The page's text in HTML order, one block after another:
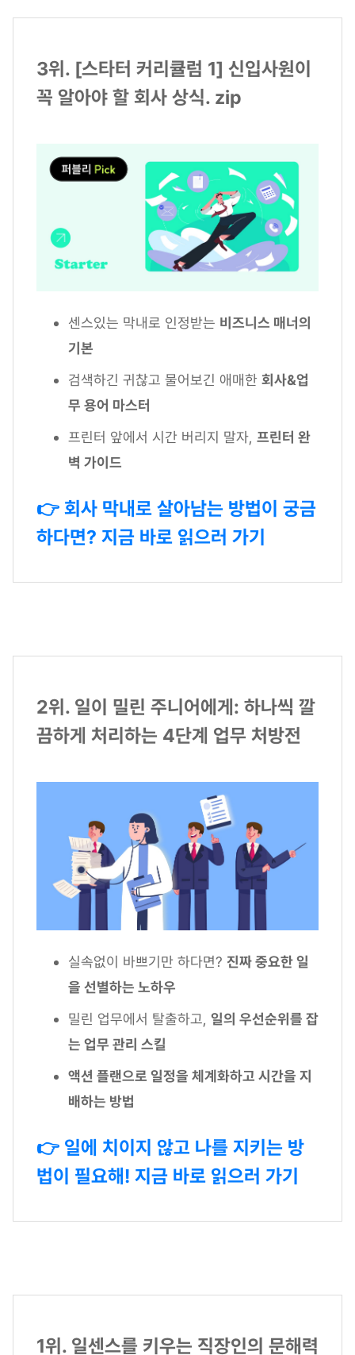
3위. [스타터 커리큘럼 1] 신입사원이
꼭 알아야 할 회사 상식. zip
센스있는 막내로 인정받는 비즈니스 매너의
기본
검색하긴 귀찮고 물어보긴 애매한 회사&업
무 용어 마스터
프린터 앞에서 시간 버리지 말자, 프린터 완
벽 가이드
👉 회사 막내로 살아남는 방법이 궁금
하다면? 지금 바로 읽으러 가기
2위. 일이 밀린 주니어에게: 하나씩 깔
끔하게 처리하는 4단계 업무 처방전
실속없이 바쁘기만 하다면? 진짜 중요한 일
을 선별하는 노하우
밀린 업무에서 탈출하고, 일의 우선순위를 잡
는 업무 관리 스킬
액션 플랜으로 일정을 체계화하고 시간을 지
배하는 방법
👉 일에 치이지 않고 나를 지키는 방
법이 필요해! 지금 바로 읽으러 가기
1위. 일센스를 키우는 직장인의 문해력